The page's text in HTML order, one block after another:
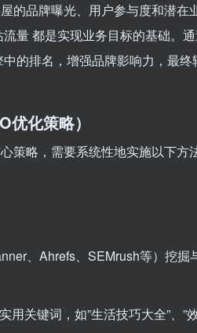
的品牌曝光、用户参与度和潜在
流量都是实现业务目标的基础。
的排名，增强品牌影响力，最
化策略）
策略，需要系统性地实施以下方
、Ahrefs、SEMrush等）挖掘
关键词，如”生活技巧大全”、”